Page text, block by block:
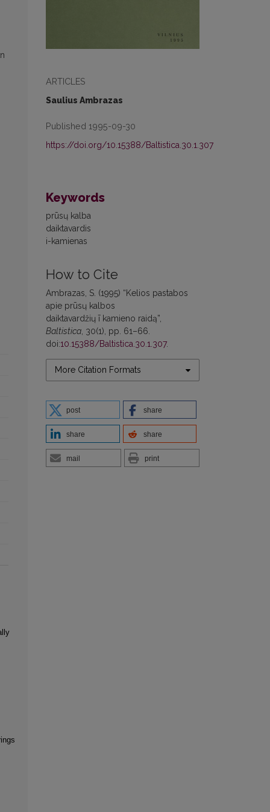
ARTICLES
Saulius Ambrazas
Published 1995-09-30
https://doi.org/10.15388/Baltistica.30.1.307
Keywords
prūsų kalba
daiktavardis
i-kamienas
How to Cite
Ambrazas, S. (1995) “Kelios pastabos
apie prūsų kalbos
daiktavardžių ī kamieno raidą”,
Baltistica, 30(1), pp. 61–66.
doi:10.15388/Baltistica.30.1.307.
More Citation Formats
post share
share share
mail print